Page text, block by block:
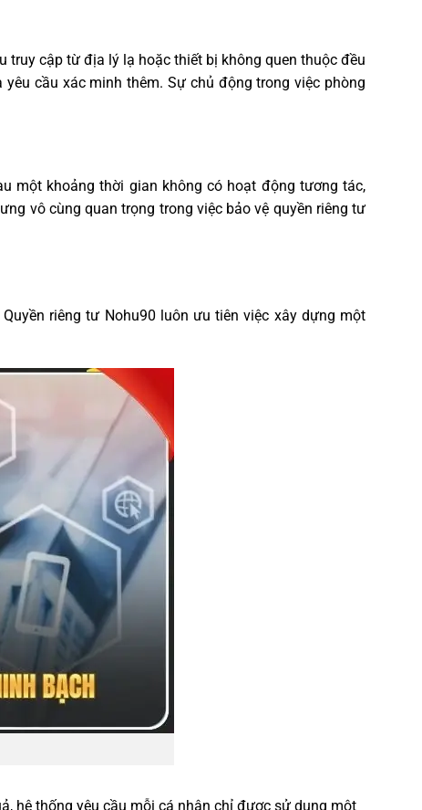
cập từ địa lý lạ hoặc thiết bị không quen thuộc đều
cầu xác minh thêm. Sự chủ động trong việc phòng
một khoảng thời gian không có hoạt động tương tác,
vô cùng quan trọng trong việc bảo vệ quyền riêng tư
riêng tư Nohu90 luôn ưu tiên việc xây dựng một
hệ thống yêu cầu mỗi cá nhân chỉ được sử dụng một